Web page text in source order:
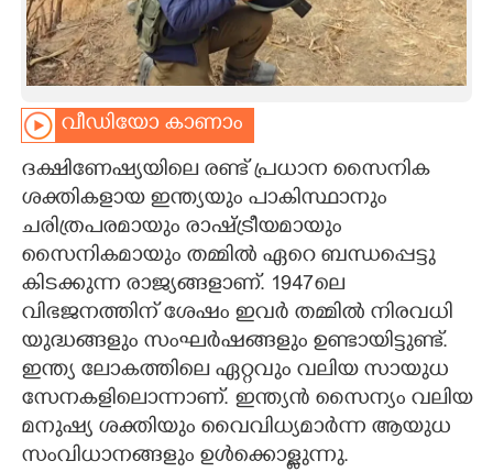
ART
ASTRO
CARTOONS
LITERATURE
ZOOM
CONTACT US
വീഡിയോ കാണാം
ദക്ഷിണേഷ്യയിലെ രണ്ട് പ്രധാന സൈനിക
ശക്തികളായ ഇന്ത്യയും പാകിസ്ഥാനും
ചരിത്രപരമായും രാഷ്ട്രീയമായും
സൈനികമായും തമ്മിൽ ഏറെ ബന്ധപ്പെട്ടു
കിടക്കുന്ന രാജ്യങ്ങളാണ്. 1947ലെ
വിഭജനത്തിന് ശേഷം ഇവർ തമ്മിൽ നിരവധി
യുദ്ധങ്ങളും സംഘർഷങ്ങളും ഉണ്ടായിട്ടുണ്ട്.
ഇന്ത്യ ലോകത്തിലെ ഏറ്റവും വലിയ സായുധ
സേനകളിലൊന്നാണ്. ഇന്ത്യൻ സൈന്യം വലിയ
മനുഷ്യ ശക്തിയും വൈവിധ്യമാർന്ന ആയുധ
സംവിധാനങ്ങളും ഉൾക്കൊള്ളുന്നു.